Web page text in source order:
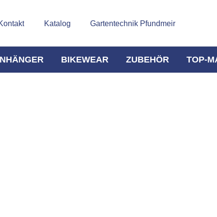
Katalog Gartentechnik Pfundmeir
BIKEWEAR ZUBEHÖR TOP-